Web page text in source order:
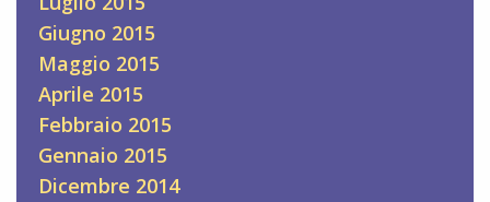
Giugno 2015
Maggio 2015
Aprile 2015
Febbraio 2015
Gennaio 2015
Dicembre 2014